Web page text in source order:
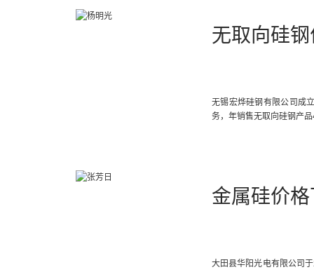
无取向硅
无锡宏烨硅钢有限公司成
务，年销售无取向硅钢产
金属硅价
大田县华阳光电有限公司